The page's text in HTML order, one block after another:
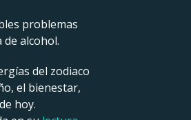
problemas
alcohol.
del zodiaco
el bienestar,
hoy.